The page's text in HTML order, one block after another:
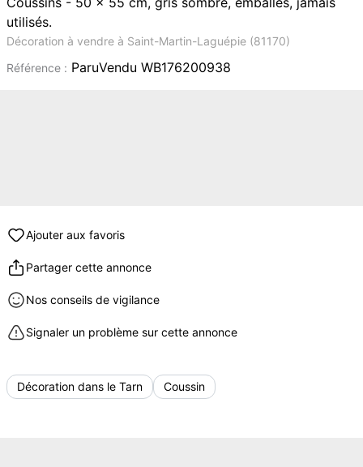
utilisés.
Décoration à vendre à Saint-Martin-Laguépie (81170)
Référence : ParuVendu WB176200938
Ajouter aux favoris
Partager cette annonce
Nos conseils de vigilance
Signaler un problème sur cette annonce
Décoration dans le Tarn Coussin